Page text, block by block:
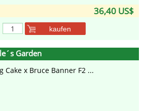
36,40 US$
kaufen
Garden
Cake x Bruce Banner F2 ...